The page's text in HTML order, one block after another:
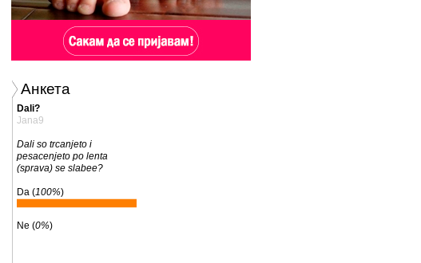
Анкета
Dali?
Jana9
Dali so trcanjeto i
pesacenjeto po lenta
(sprava) se slabee?
Da (100%)
Ne (0%)